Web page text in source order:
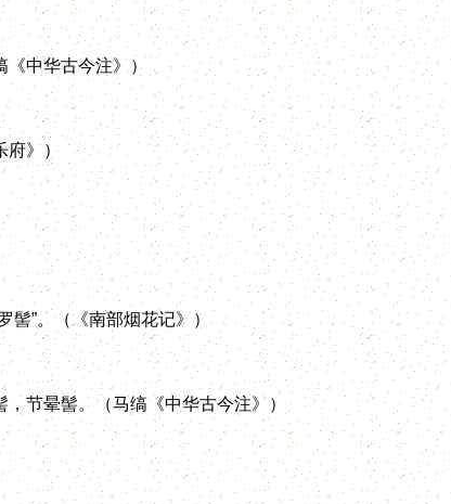
中华古今注》）
》）
”。（《南部烟花记》）
晕髻。（马缟《中华古今注》）